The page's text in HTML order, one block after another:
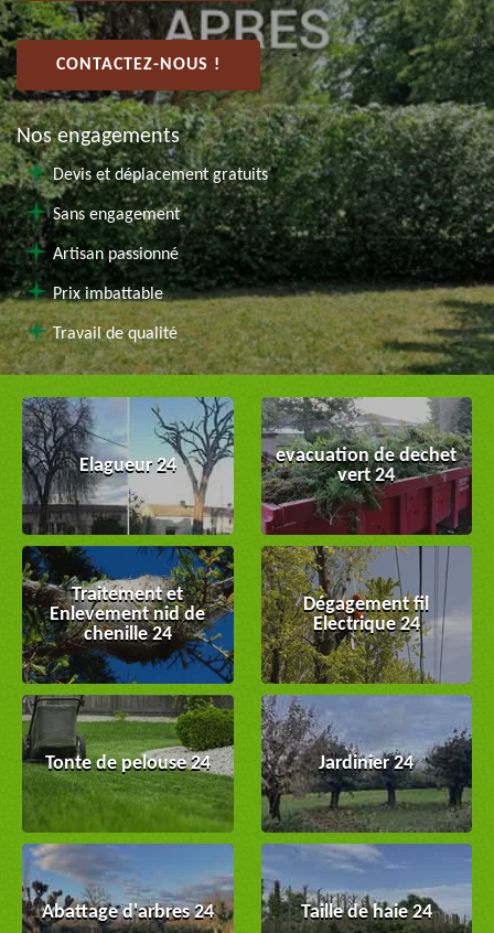
CONTACTEZ-NOUS !
Nos engagements
Devis et déplacement gratuits
Sans engagement
Artisan passionné
Prix imbattable
Travail de qualité
Elagueur 24
evacuation de dechet
vert 24
Traitement et
Enlevement nid de
chenille 24
Dégagement fil
Electrique 24
Tonte de pelouse 24 Jardinier 24
Abattage d'arbres 24 Taille de haie 24